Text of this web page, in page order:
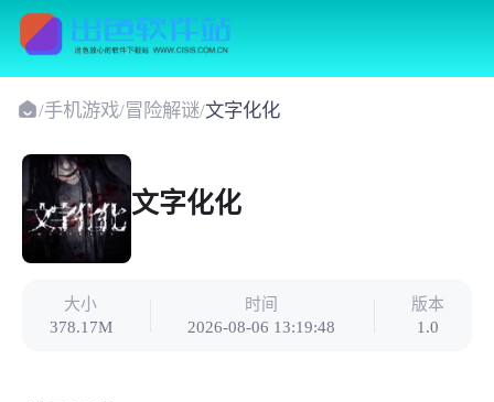
/手机游戏/冒险解谜/文字化化
文字化化
大小
378.17M
时间
2026-08-06 13:19:48
版本
1.0